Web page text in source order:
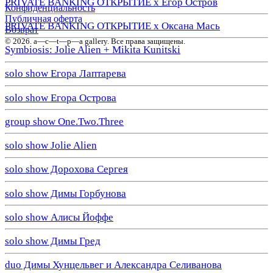
PRIVATE BANKING ОТКРЫТИЕ х Оксана Мась
Symbiosis: Jolie Alien + Mikita Kunitski
solo show Егора Лаптарева
solo show Егора Острова
group show One.Two.Three
solo show Jolie Alien
solo show Дорохова Сергея
solo show Димы Горбунова
solo show Алисы Йоффе
solo show Димы Гред
duo Димы Хунцельвег и Александра Селиванова
Конфиденциальность
Публичная оферта
Возврат
© 2026. a—с—t—р—a gallery. Все права защищены.